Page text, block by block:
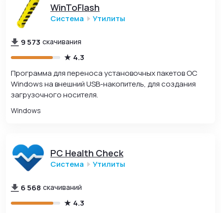
WinToFlash
Система Утилиты
9 573 скачивания
4.3
Программа для переноса установочных пакетов ОС
Windows на внешний USB-накопитель, для создания
загрузочного носителя.
Windows
PC Health Check
Система Утилиты
6 568 скачиваний
4.3